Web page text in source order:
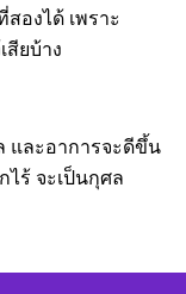
องได้ เพราะ
สียบ้าง
และอาการจะดีขึ้น
ร้ จะเป็นกุศล